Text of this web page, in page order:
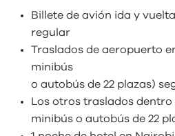
Billete de avión ida y
regular
Traslados de aeropuerto
minibús
o autobús de 22 plazas)
Los otros traslados dentro
minibús o autobús de 22